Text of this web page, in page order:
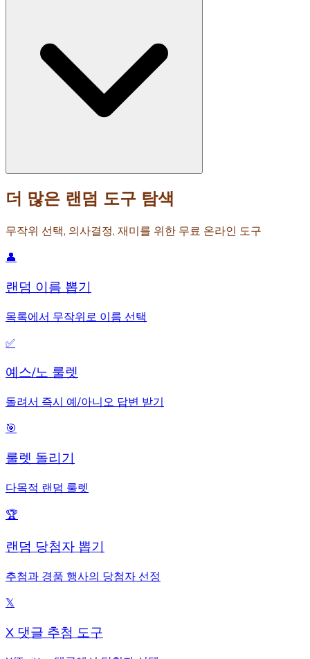
더 많은 랜덤 도구 탐색
무작위 선택, 의사결정, 재미를 위한 무료 온라인 도구
👤
랜덤 이름 뽑기
목록에서 무작위로 이름 선택
✅
예스/노 룰렛
돌려서 즉시 예/아니오 답변 받기
🎯
룰렛 돌리기
다목적 랜덤 룰렛
🏆
랜덤 당첨자 뽑기
추첨과 경품 행사의 당첨자 선정
𝕏
X 댓글 추첨 도구